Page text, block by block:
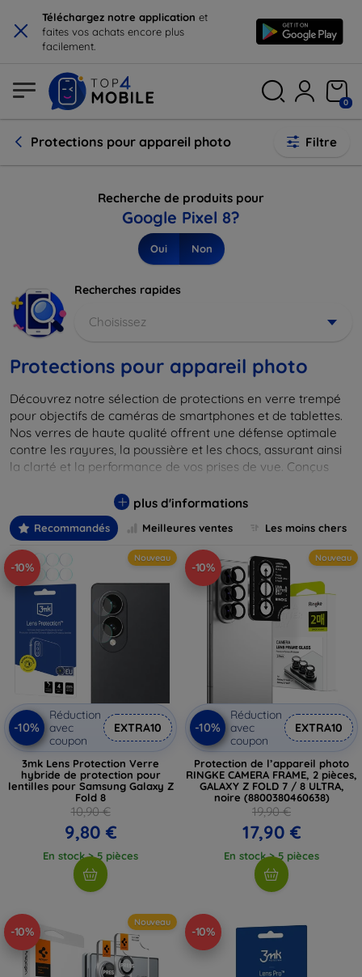
× Téléchargez notre application et
faites vos achats encore plus
facilement.
0
Protections pour appareil photo Filtre
Recherche de produits pour
Google Pixel 8?
Oui Non
Recherches rapides
Choisissez
Protections pour appareil photo
Découvrez notre sélection de protections en verre trempé
pour objectifs de caméras de smartphones et de tablettes.
Nos verres de haute qualité offrent une défense optimale
contre les rayures, la poussière et les chocs, assurant ainsi
la clarté et la performance de vos prises de vue. Conçus
préservent l'esthétique de votre appareil tout en offrant
une résistance supérieure. Protégez vos précieux objectifs
sans compromettre la qualité de vos photos et vidéos avec
nos solutions innovantes adaptées à une large gamme de
marques et de modèles. Investissez dans la tranquillité
d'esprit et maximisez la durée de vie de vos appareils
mobiles avec notre collection de verres de protection pour
caméras.
plus d'informations
Recommandés Meilleures ventes Les moins chers
-10%
Nouveau
-10%
Réduction
avec
coupon
EXTRA10
3mk Lens Protection Verre
hybride de protection pour
lentilles pour Samsung Galaxy Z
Fold 8
10,90 €
9,80 €
En stock > 5 pièces
-10%
Nouveau
-10%
Réduction
avec
coupon
EXTRA10
Protection de l’appareil photo
RINGKE CAMERA FRAME, 2 pièces,
GALAXY Z FOLD 7 / 8 ULTRA,
noire (8800380460638)
19,90 €
17,90 €
En stock > 5 pièces
-10%
Nouveau
-10%